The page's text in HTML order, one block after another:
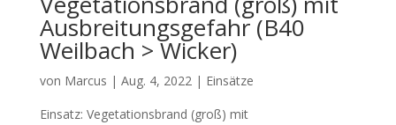
Ausbreitungsgefahr (B40
Weilbach > Wicker)
von Marcus | Aug. 4, 2022| Einsätze
Einsatz: Vegetationsbrand (groß) mit